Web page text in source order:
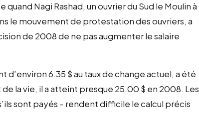
Nagi Rashad, un ouvrier du Sud le Moulin à
le mouvement de protestation des ouvriers, a
de 2008 de ne pas augmenter le salaire
d’environ 6.35 $ au taux de change actuel, a été
la vie, il a atteint presque 25.00 $ en 2008. Les
sont payés – rendent difficile le calcul précis